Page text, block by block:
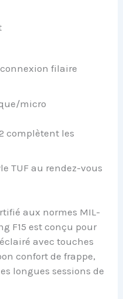
filaire
micro
complètent les
TUF au rendez-vous
aux normes MIL-
F15 est conçu pour
avec touches
confort de frappe,
longues sessions de